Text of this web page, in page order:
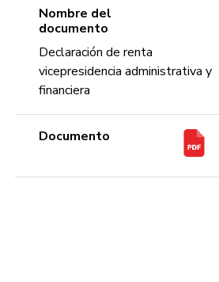
Nombre del
documento
Declaración de renta
vicepresidencia administrativa y
financiera
Documento